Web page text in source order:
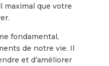
maximal que votre
fondamental,
de notre vie. Il
et d’améliorer